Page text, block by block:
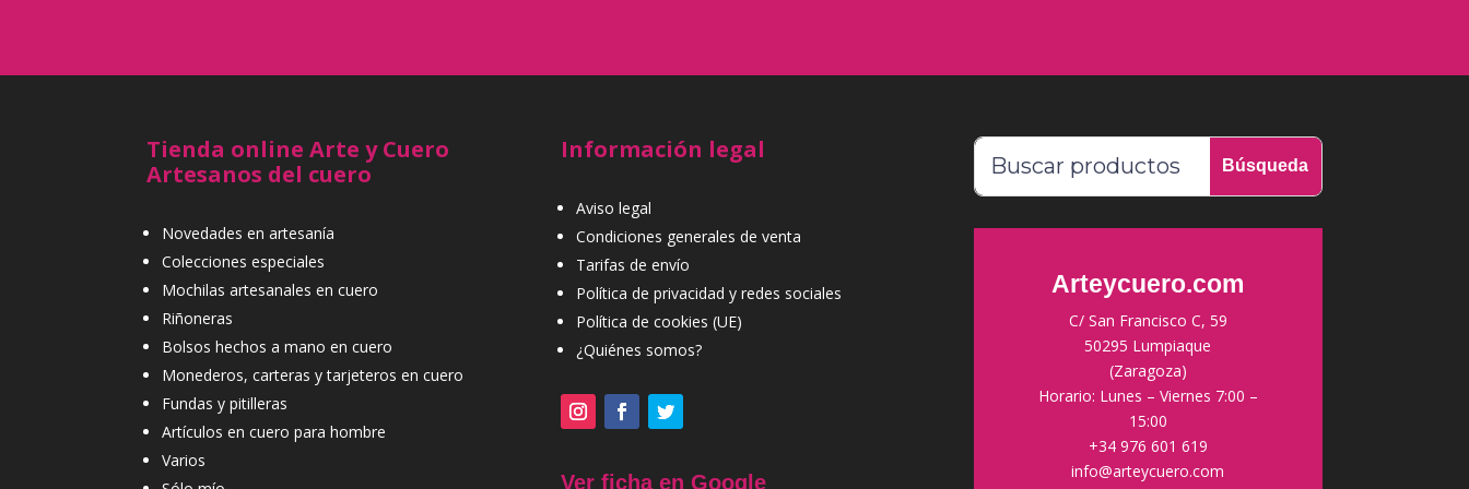
Tienda online Arte y Cuero
Artesanos del cuero
Novedades en artesanía
Colecciones especiales
Mochilas artesanales en cuero
Riñoneras
Bolsos hechos a mano en cuero
Monederos, carteras y tarjeteros en cuero
Fundas y pitilleras
Artículos en cuero para hombre
Varios
Información legal
Aviso legal
Condiciones generales de venta
Tarifas de envío
Política de privacidad y redes sociales
Política de cookies (UE)
¿Quiénes somos?
Ver ficha en Google
Arteycuero.com
C/ San Francisco C, 59
50295 Lumpiaque
(Zaragoza)
Horario: Lunes – Viernes 7:00 –
15:00
+34 976 601 619
info@arteycuero.com